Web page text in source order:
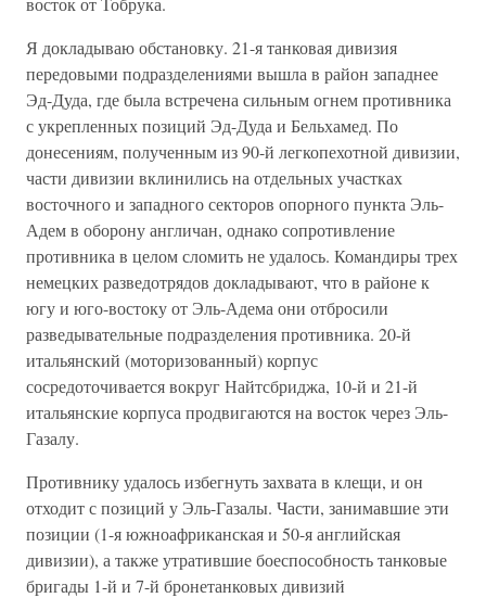
Я докладываю обстановку. 21-я танковая дивизия
передовыми подразделениями вышла в район западнее
Эд-Дуда, где была встречена сильным огнем противника
с укрепленных позиций Эд-Дуда и Бельхамед. По
донесениям, полученным из 90-й легкопехотной дивизии,
части дивизии вклинились на отдельных участках
восточного и западного секторов опорного пункта Эль-
Адем в оборону англичан, однако сопротивление
противника в целом сломить не удалось. Командиры трех
немецких разведотрядов докладывают, что в районе к
югу и юго-востоку от Эль-Адема они отбросили
разведывательные подразделения противника. 20-й
итальянский (моторизованный) корпус
сосредоточивается вокруг Найтсбриджа, 10-й и 21-й
итальянские корпуса продвигаются на восток через Эль-
Газалу.
Противнику удалось избегнуть захвата в клещи, и он
отходит с позиций у Эль-Газалы. Части, занимавшие эти
позиции (1-я южноафриканская и 50-я английская
дивизии), а также утратившие боеспособность танковые
бригады 1-й и 7-й бронетанковых дивизий